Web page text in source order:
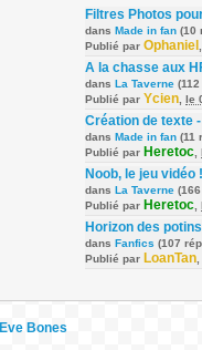
Filtres Photos
dans Made in fan (10
Publié par Ophaniel
A la chasse aux
dans La Taverne
Publié par Ycien le
Création de texte
dans Made in fan (11
Publié par Heretoc
Noob, le jeu vidéo !
dans La Taverne
Publié par Heretoc
Horizon des potins
dans Fanfics (107
Publié par LoanTan
Eve Bones